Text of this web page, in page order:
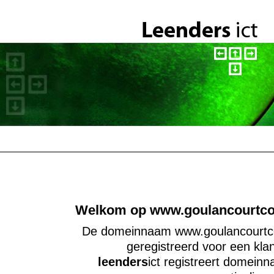
Welkom op
De domeinnaam
geregistreerd voor een
leendersict registreert